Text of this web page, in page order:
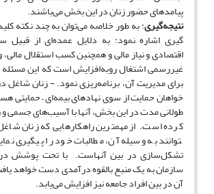
پیامدهای حضور زنان در این بخش می‌باشند.
نتیجه‌گیری: به طور خلاصه می­‌توان به چند نکته
گیری اشاره نمود: به دلایل عمده‌­ای از
اقتصادی و نیاز مالی و همچنین کسب استقلال
غیررسمی اشتغال روبه‌­افزایش است که این
برای مدیریت آن، برنامه‌­ریزی نمود. - زنان شاغل
خواهان حمایت از سوی نهادهای بیمه‌­ای – حمایتی
طولانی مدت در این بخش، آنها با آسیب­‌های جسمی
کرده است. از مهمترین راهکارهایی که زنان
توانند به وسیله آن، مطالبات خود را پیگیری
تشکل­‌سازی در بین آنهاست. با تحت پوشش
سازمان به یک منبع بالقوه درآمدی دست خواهد
آن در بین افراد جامعه نیز افزایش می‌­یابد.